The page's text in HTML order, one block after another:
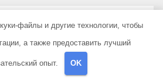
файлы и другие технологии, чтобы
а также предоставить лучший
опыт. OK